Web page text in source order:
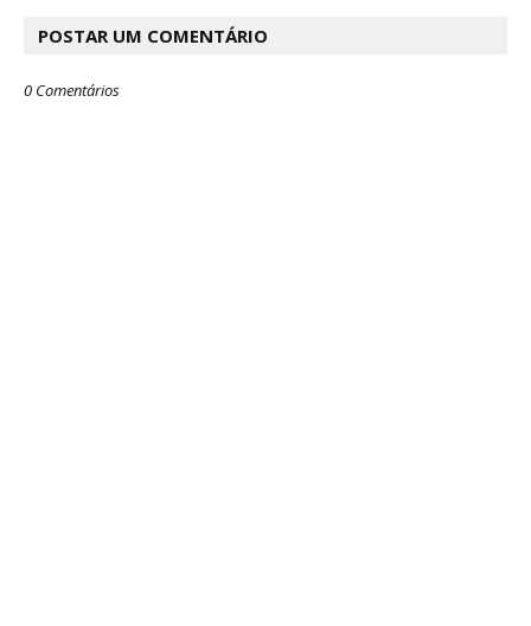
POSTAR UM COMENTÁRIO
0 Comentários